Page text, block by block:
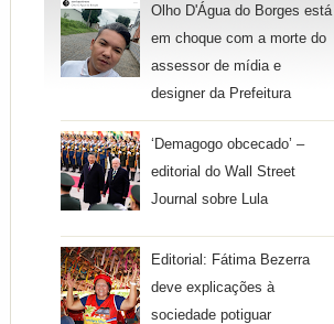
Olho D'Água do Borges está
em choque com a morte do
assessor de mídia e
designer da Prefeitura
‘Demagogo obcecado’ –
editorial do Wall Street
Journal sobre Lula
Editorial: Fátima Bezerra
deve explicações à
sociedade potiguar